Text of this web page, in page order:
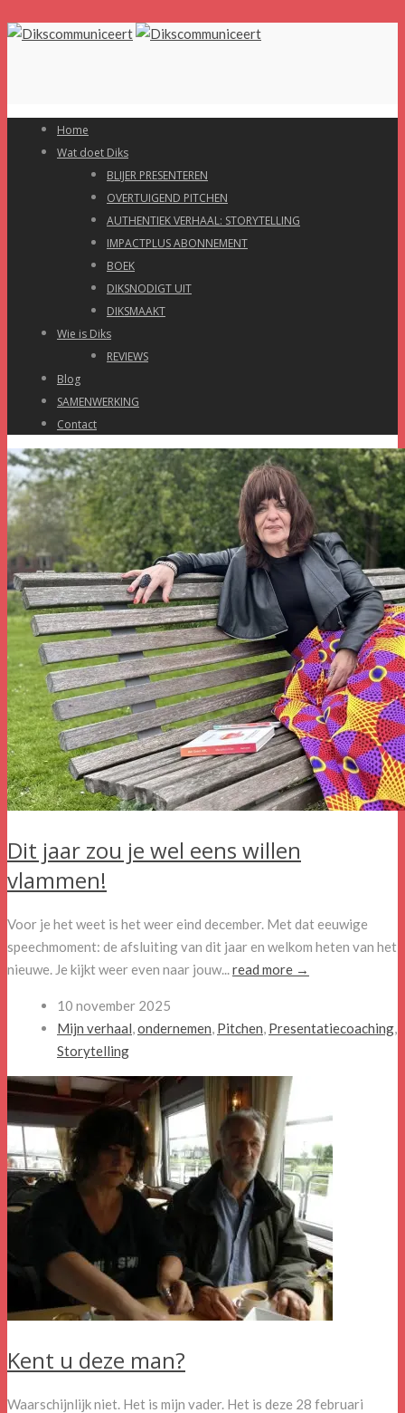
Home
Wat doet Diks
BLIJER PRESENTEREN
OVERTUIGEND PITCHEN
AUTHENTIEK VERHAAL: STORYTELLING
IMPACTPLUS ABONNEMENT
BOEK
DIKSNODIGT UIT
DIKSMAAKT
Wie is Diks
REVIEWS
Blog
SAMENWERKING
Contact
Dit jaar zou je wel eens willen
vlammen!
Voor je het weet is het weer eind december. Met dat eeuwige
speechmoment: de afsluiting van dit jaar en welkom heten van het
nieuwe. Je kijkt weer even naar jouw...read more →
10 november 2025
Mijn verhaal,ondernemen, Pitchen, Presentatiecoaching,
Storytelling
Kent u deze man?
Waarschijnlijk niet. Het is mijn vader. Het is deze 28 februari